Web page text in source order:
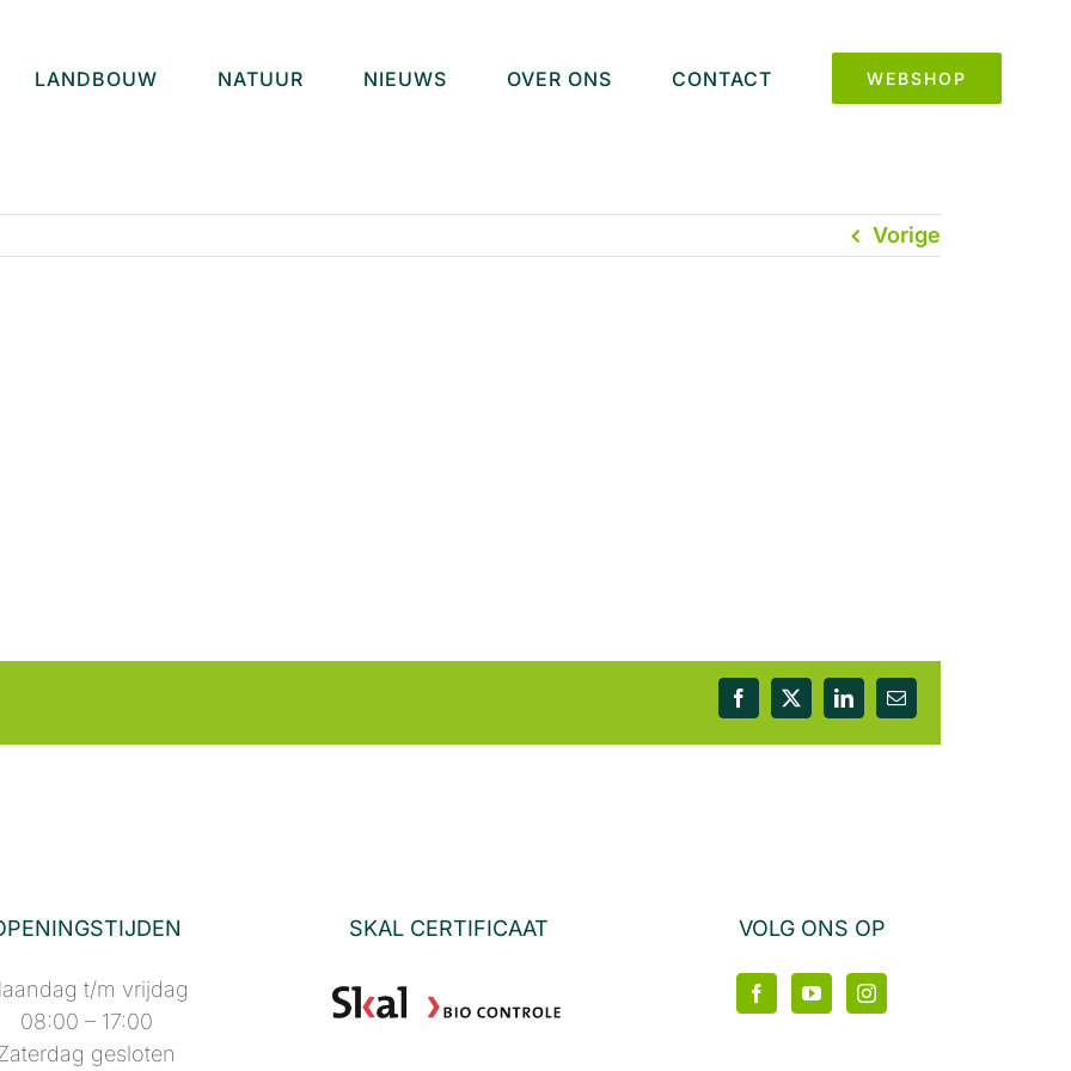
LANDBOUW NATUUR NIEUWS OVER ONS CONTACT WEBSHOP
Vorige
Facebook
X LinkedIn
E-
mail
t/m vrijdag
08:00 – 17:00
gesloten
SKAL CERTIFICAAT VOLG ONS OP